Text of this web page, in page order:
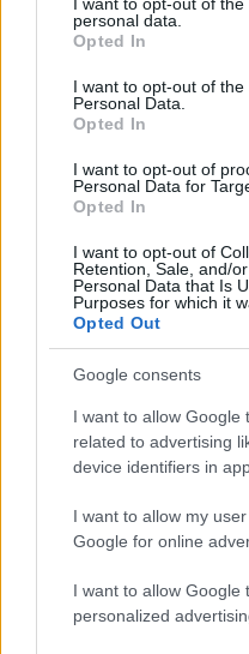
grant or deny consent to
use your data for below
consent section.
personal data.
Opted In
I want to opt-out of the
Personal Data.
Opted In
I want to opt-out of
Personal Data for
Opted In
I want to opt-out of
Retention, Sale, and/
Personal Data that Is
Purposes for which it
Opted Out
Google consents
I want to allow Google
related to advertising
device identifiers in
I want to allow my
Google for online
I want to allow Google
personalized
Atcelt